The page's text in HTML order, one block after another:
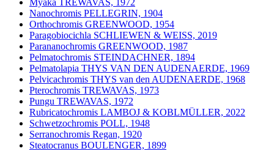
Nanochromis PELLEGRIN, 1904
Orthochromis GREENWOOD, 1954
Paragobiocichla SCHLIEWEN & WEISS, 2019
Parananochromis GREENWOOD, 1987
Pelmatochromis STEINDACHNER, 1894
Pelmatolapia THYS VAN DEN AUDENAERDE, 1969
Pelvicachromis THYS van den AUDENAERDE, 1968
Pterochromis TREWAVAS, 1973
Pungu TREWAVAS, 1972
Rubricatochromis LAMBOJ & KOBLMÜLLER, 2022
Schwetzochromis POLL, 1948
Serranochromis Regan, 1920
Steatocranus BOULENGER, 1899